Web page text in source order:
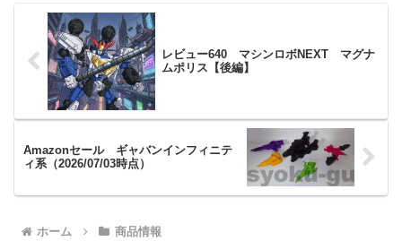
レビュー640 マシンロボNEXT マグナ
ムポリス【後編】
Amazonセール ギャバンインフィニテ
ィ系（2026/07/03時点）
ホーム 商品情報